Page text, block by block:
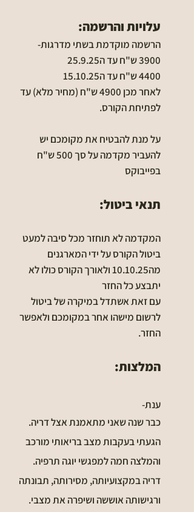
עלויות והרשמה:​​
הרשמה מוקדמת בשתי מדרגות-
3900 ש"ח עד ה25.9.25
4400 ש"ח עד ה15.10.25
לאחר מכן 4900 ש"ח (מחיר מלא) עד
לפתיחת הקורס.
על מנת להבטיח את מקומכם יש
להעביר מקדמה על סך 500 ש"ח
בפייבוקס
תנאי ביטול:
המקדמה לא תוחזר מכל סיבה למעט
ביטול הקורס על ידי המארגנים
מה10.10.25 ולאורך הקורס כולו לא
יתבצע כל החזר
עם זאת אשתדל במיקרה של ביטול
לרשום מישהו אחר במקומכם ולאפשר
החזר.
המלצות:
ענת-
כבר שנה שאני מתאמנת אצל דריה.
הגעתי בעקבות מצב בריאותי מורכב
והמלצה חמה למפגשי יוגה תרפיה.
דריה במקצועיותה, מסירותה, תבונתה
ורגישותה אוששה ושיפרה את מצבי.